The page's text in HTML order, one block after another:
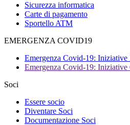
Sicurezza informatica
Carte di pagamento
Sportello ATM
EMERGENZA COVID19
Emergenza Covid-19:
Emergenza Covid-19:
Soci
Essere socio
Diventare Soci
Documentazione Soci